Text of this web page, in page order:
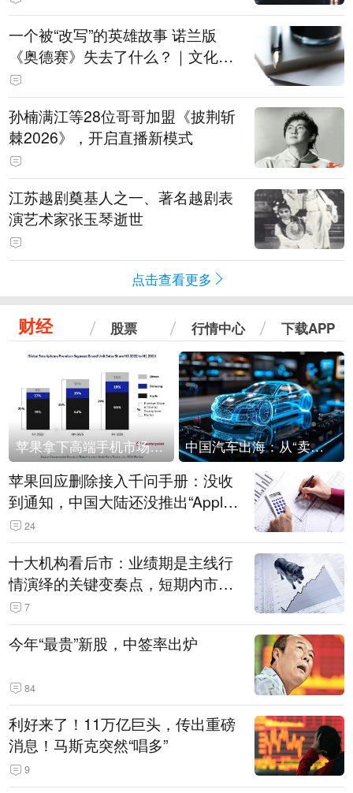
一个被“改写”的英雄故事 诺兰版
《奥德赛》失去了什么？｜文化观
察
孙楠满江等28位哥哥加盟《披荆斩
棘2026》，开启直播新模式
江苏越剧奠基人之一、著名越剧表
演艺术家张玉琴逝世
点击查看更多
财经 股票 行情中心 下载APP
苹果拿下高端手机市场65%的份额：iPhone 17系列功不可没 中国汽车出海：从“卖出去”到“走进去”
苹果回应删除接入千问手册：没收
到通知，中国大陆还没推出“Apple
智能使用千问”功能
24
十大机构看后市：业绩期是主线行
情演绎的关键变奏点，短期内市场
或继续反弹，关注三条业绩主线
7
今年“最贵”新股，中签率出炉
84
利好来了！11万亿巨头，传出重磅
消息！马斯克突然“唱多”
9